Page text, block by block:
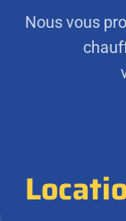
Nous vous